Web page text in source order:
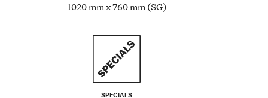
1020 mm x 760 mm (SG)
SPECIALS